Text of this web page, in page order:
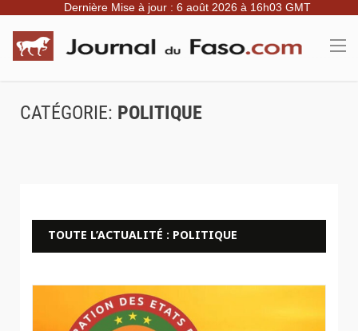
Dernière Mise à jour : 6 août 2026 à 16h03 GMT
CATÉGORIE: POLITIQUE
TOUTE L’ACTUALITÉ : POLITIQUE